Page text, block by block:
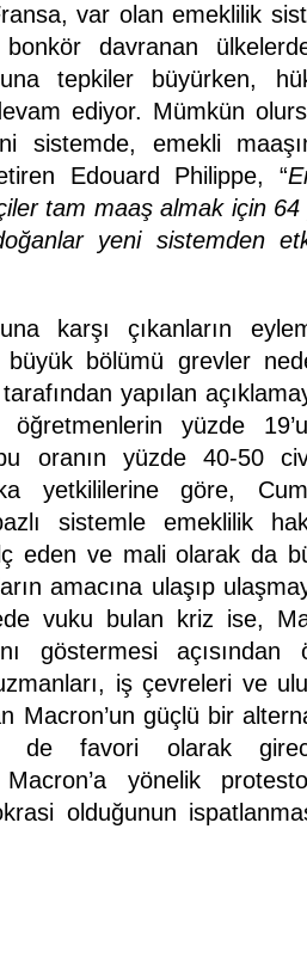
var olan emeklilik
davranan
tepkiler büyürken,
ediyor. Mümkün
sistemde, emekli
Edouard Philippe, “
tam maaş almak için 64
yeni sistemden
karşı çıkanların
büyük bölümü grevler
yapılan
öğretmenlerin yüzde
oranın yüzde 40-50
yetkililerine göre,
sistemle emeklilik
eden ve mali olarak da
amacına ulaşıp
vuku bulan kriz ise,
göstermesi
iş çevreleri ve
Macron’un güçlü bir
de favori olarak
Macron’a yönelik
olduğunun